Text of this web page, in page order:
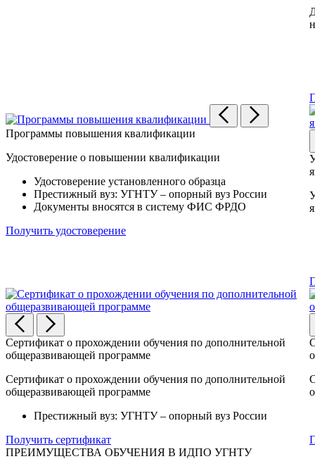
Программы повышения квалификации
Удостоверение о повышении квалификации
Удостоверение установленного образца
Престижный вуз: УГНТУ – опорный вуз России
Документы вносятся в систему ФИС ФРДО
Получить удостоверение
Сертификат о прохождении обучения по дополнительной
общеразвивающей программе
Сертификат о прохождении обучения по дополнительной
общеразвивающей программе
Престижный вуз: УГНТУ – опорный вуз России
Получить сертификат
ПРЕИМУЩЕСТВА ОБУЧЕНИЯ В ИДПО УГНТУ